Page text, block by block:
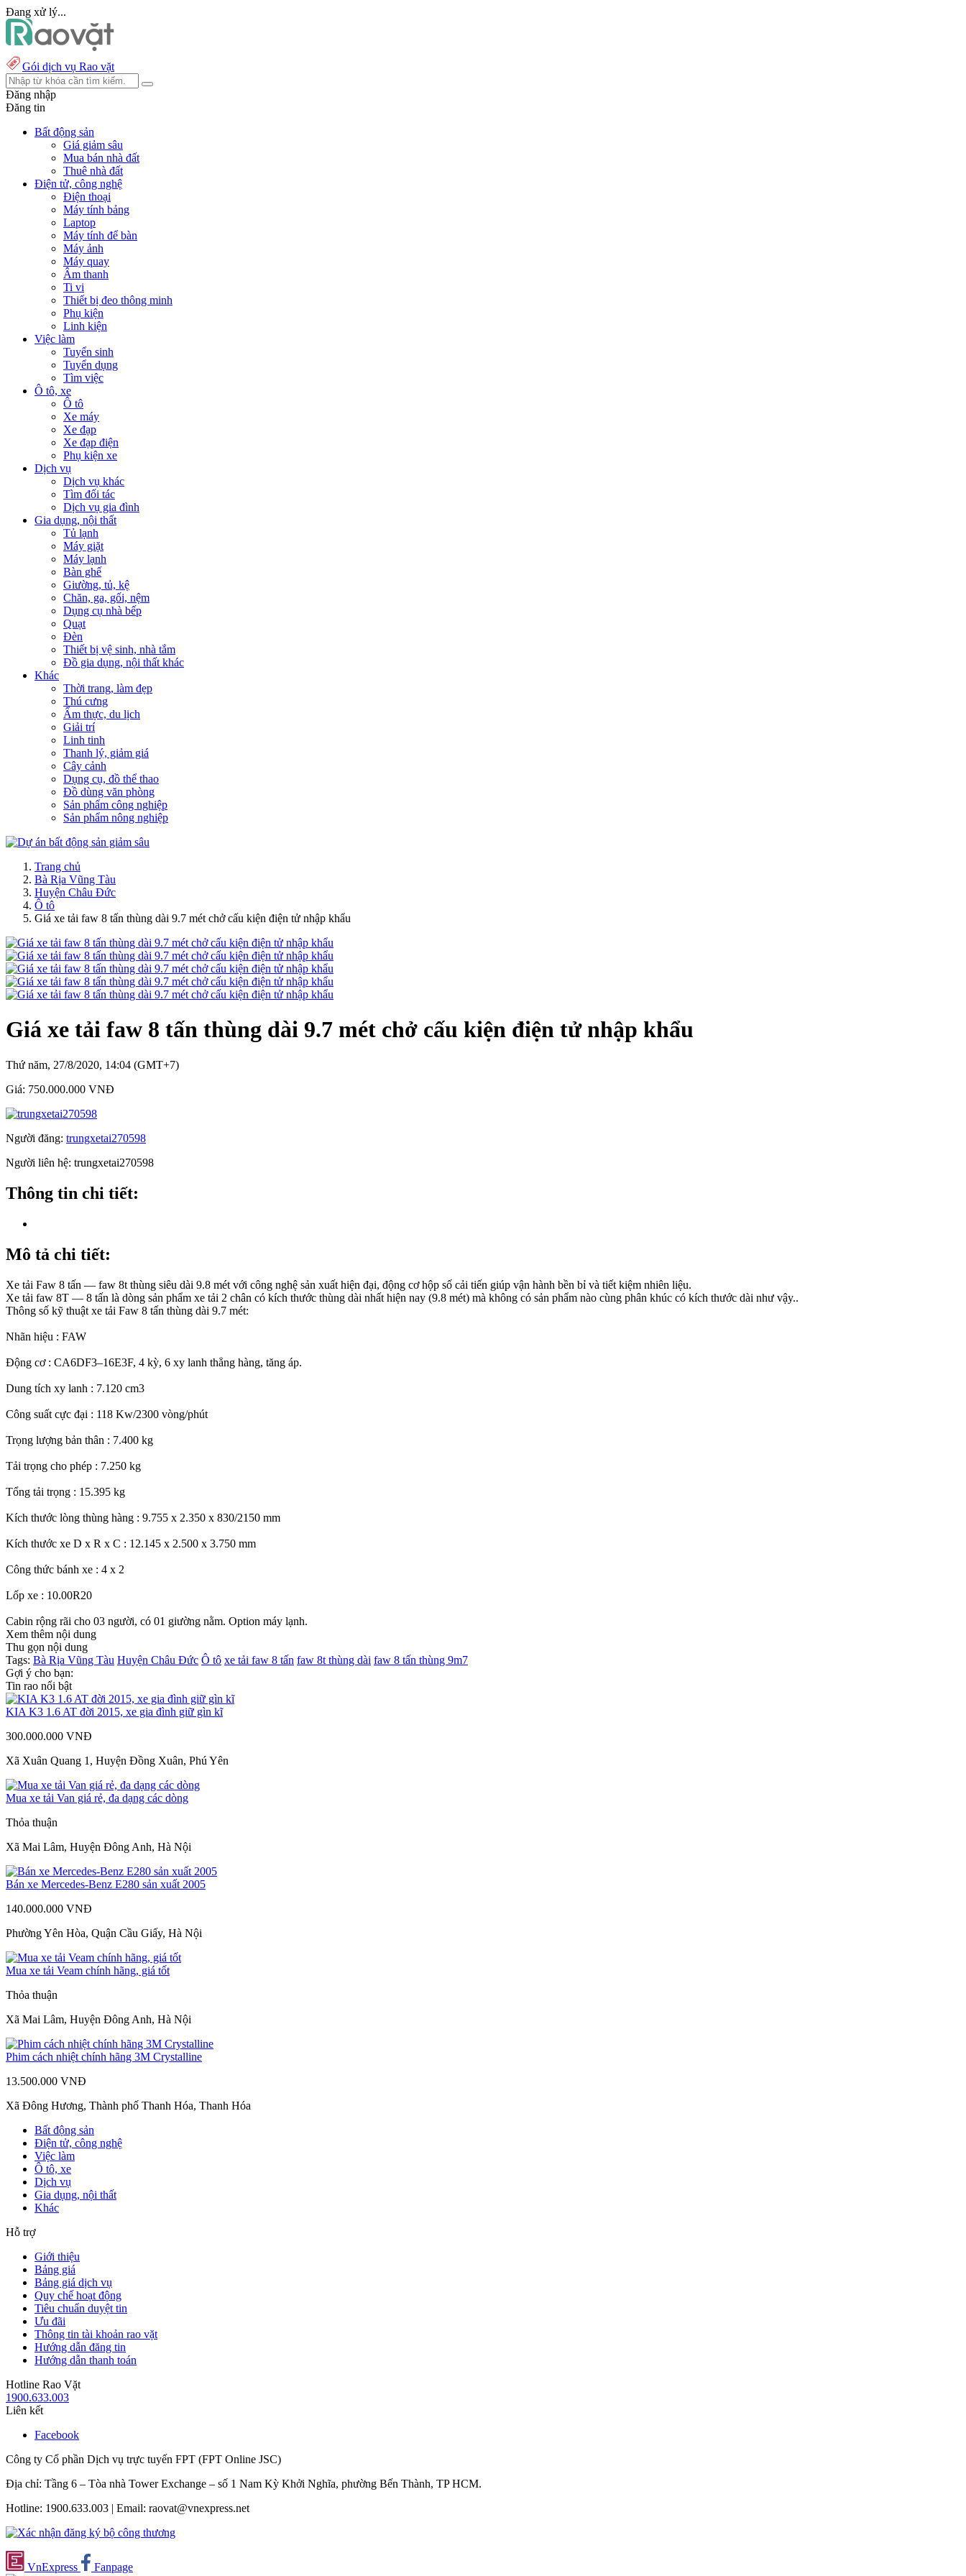
Đang xử lý...
Gói dịch vụ Rao vặt
Đăng nhập
Đăng tin
Bất động sản
Giá giảm sâu
Mua bán nhà đất
Thuê nhà đất
Điện tử, công nghệ
Điện thoại
Máy tính bảng
Laptop
Máy tính để bàn
Máy ảnh
Máy quay
Âm thanh
Ti vi
Thiết bị đeo thông minh
Phụ kiện
Linh kiện
Việc làm
Tuyển sinh
Tuyển dụng
Tìm việc
Ô tô, xe
Ô tô
Xe máy
Xe đạp
Xe đạp điện
Phụ kiện xe
Dịch vụ
Dịch vụ khác
Tìm đối tác
Dịch vụ gia đình
Gia dụng, nội thất
Tủ lạnh
Máy giặt
Máy lạnh
Bàn ghế
Giường, tủ, kệ
Chăn, ga, gối, nệm
Dụng cụ nhà bếp
Quạt
Đèn
Thiết bị vệ sinh, nhà tắm
Đồ gia dụng, nội thất khác
Khác
Thời trang, làm đẹp
Thú cưng
Ẩm thực, du lịch
Giải trí
Linh tinh
Thanh lý, giảm giá
Cây cảnh
Dụng cụ, đồ thể thao
Đồ dùng văn phòng
Sản phẩm công nghiệp
Sản phẩm nông nghiệp
Trang chủ
Bà Rịa Vũng Tàu
Huyện Châu Đức
Ô tô
Giá xe tải faw 8 tấn thùng dài 9.7 mét chở cấu kiện điện tử nhập khẩu
Giá xe tải faw 8 tấn thùng dài 9.7 mét chở cấu kiện điện tử nhập khẩu
Thứ năm, 27/8/2020, 14:04 (GMT+7)
Giá: 750.000.000 VNĐ
Người đăng: trungxetai270598
Người liên hệ: trungxetai270598
Thông tin chi tiết:
Mô tả chi tiết:
Xe tải Faw 8 tấn — faw 8t thùng siêu dài 9.8 mét với công nghệ sản xuất hiện đại, động cơ hộp số cải tiến giúp vận hành bền bỉ và tiết kiệm nhiên liệu.
Xe tải faw 8T — 8 tấn là dòng sản phẩm xe tải 2 chân có kích thước thùng dài nhất hiện nay (9.8 mét) mà không có sản phẩm nào cùng phân khúc có kích thước dài như vậy..
Thông số kỹ thuật xe tải Faw 8 tấn thùng dài 9.7 mét:
Nhãn hiệu : FAW
Động cơ : CA6DF3–16E3F, 4 kỳ, 6 xy lanh thẳng hàng, tăng áp.
Dung tích xy lanh : 7.120 cm3
Công suất cực đại : 118 Kw/2300 vòng/phút
Trọng lượng bản thân : 7.400 kg
Tải trọng cho phép : 7.250 kg
Tổng tải trọng : 15.395 kg
Kích thước lòng thùng hàng : 9.755 x 2.350 x 830/2150 mm
Kích thước xe D x R x C : 12.145 x 2.500 x 3.750 mm
Công thức bánh xe : 4 x 2
Lốp xe : 10.00R20
Cabin rộng rãi cho 03 người, có 01 giường nằm. Option máy lạnh.
Xem thêm nội dung
Thu gọn nội dung
Tags: Bà Rịa Vũng Tàu Huyện Châu Đức Ô tô xe tải faw 8 tấn faw 8t thùng dài faw 8 tấn thùng 9m7
Gợi ý cho bạn:
Tin rao nổi bật
KIA K3 1.6 AT đời 2015, xe gia đình giữ gìn kĩ
300.000.000 VNĐ
Xã Xuân Quang 1, Huyện Đồng Xuân, Phú Yên
Mua xe tải Van giá rẻ, đa dạng các dòng
Thỏa thuận
Xã Mai Lâm, Huyện Đông Anh, Hà Nội
Bán xe Mercedes-Benz E280 sản xuất 2005
140.000.000 VNĐ
Phường Yên Hòa, Quận Cầu Giấy, Hà Nội
Mua xe tải Veam chính hãng, giá tốt
Thỏa thuận
Xã Mai Lâm, Huyện Đông Anh, Hà Nội
Phim cách nhiệt chính hãng 3M Crystalline
13.500.000 VNĐ
Xã Đông Hương, Thành phố Thanh Hóa, Thanh Hóa
Bất động sản
Điện tử, công nghệ
Việc làm
Ô tô, xe
Dịch vụ
Gia dụng, nội thất
Khác
Hỗ trợ
Giới thiệu
Bảng giá
Bảng giá dịch vụ
Quy chế hoạt động
Tiêu chuẩn duyệt tin
Ưu đãi
Thông tin tài khoản rao vặt
Hướng dẫn đăng tin
Hướng dẫn thanh toán
Hotline Rao Vặt
1900.633.003
Liên kết
Facebook
Công ty Cổ phần Dịch vụ trực tuyến FPT (FPT Online JSC)
Địa chỉ: Tầng 6 – Tòa nhà Tower Exchange – số 1 Nam Kỳ Khởi Nghĩa, phường Bến Thành, TP HCM.
Hotline: 1900.633.003 | Email: raovat@vnexpress.net
VnExpress Fanpage